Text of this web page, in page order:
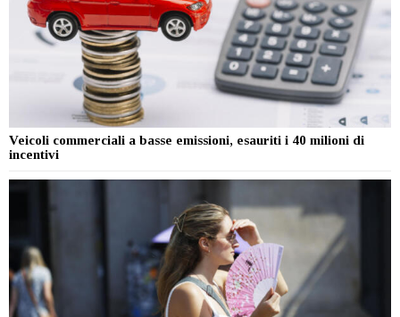
Veicoli commerciali a basse emissioni, esauriti i 40 milioni di
incentivi